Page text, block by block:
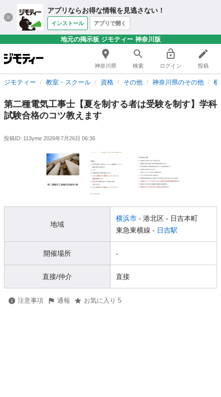
アプリならお得な情報を見逃さない！
インストール アプリで開く
地元の掲示板 ジモティー 神奈川版
神奈川県 検索 ログイン 投稿
ジモティー 教室・スクール 資格 その他 神奈川県のその他
第二種電気工事士【夏を制する者は受験を制す】学科
試験合格のコツ教えます
投稿ID: 113yme 2026年7月26日 06:36
地域
横浜市 - 港北区 - 日吉本町
東急東横線 - 日吉駅
開催場所 -
直接/仲介 直接
注意事項 通報 お気に入り 5